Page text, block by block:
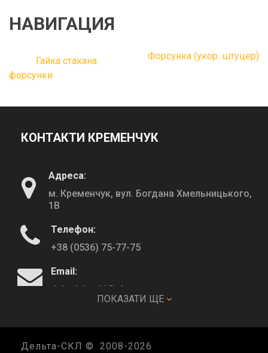
НАВИГАЦИЯ
Гайка стакана
форсунки
Форсунка (укор. штуцер)
КОНТАКТИ КРЕМЕНЧУК
Адреса:
м. Кременчук, вул. Богдана Хмельницького,
1В
Телефон:
+38 (0536) 75-77-75
Email:
deltadeltaskl@ukr.net
КОНТАКТИ ПОЛТАВА
ПОКАЗАТИ ЩЕ
Дельта-СКЛ © 2008-2026